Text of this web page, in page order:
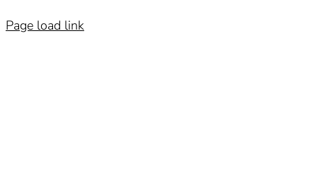
Page load link